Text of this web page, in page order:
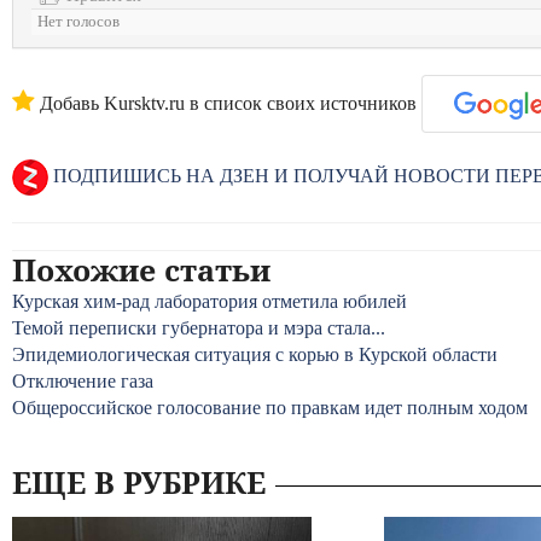
Нет голосов
Добавь Kursktv.ru в список своих источников
ПОДПИШИСЬ НА ДЗЕН И ПОЛУЧАЙ НОВОСТИ
Похожие статьи
Курская хим-рад лаборатория отметила юбилей
Темой переписки губернатора и мэра стала...
Эпидемиологическая ситуация с корью в Курской области
Отключение газа
Общероссийское голосование по правкам идет полным ходом
ЕЩЕ В РУБРИКЕ